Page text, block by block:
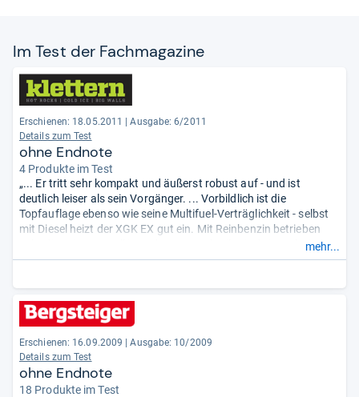
Im Test der Fach­ma­ga­zine
Erschienen: 18.05.2011
Ausgabe: 6/2011
Details zum Test
ohne Endnote
4 Produkte im Test
„... Er tritt sehr kompakt und äußerst robust auf - und ist
deutlich leiser als sein Vorgänger. ... Vorbildlich ist die
Topfauflage ebenso wie seine Multifuel-Verträglichkeit - selbst
mit Diesel heizt der XGK EX gut ein. Mit Reinbenzin betrieben
geht die Leistung voll in Ordnung. Nachteile sind eine relativ
lange Vorheizzeit, das lange Nachbrennen und vor allem die
mehr...
Erschienen: 16.09.2009
Ausgabe: 10/2009
Details zum Test
ohne Endnote
18 Produkte im Test